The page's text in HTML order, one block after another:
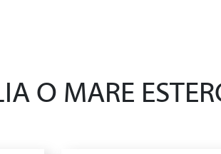
O MARE